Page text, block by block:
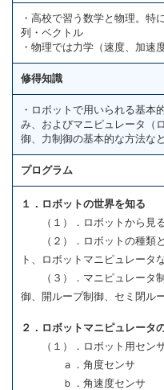
・高校で習う数学と物理。特
列・ベクトル
・物理では力学（速度、加速
修得知識
・ロボットで用いられる基本
み、およびマニピュレータ（
御、力制御の基本的な方法な
プログラム
１．ロボットの世界を知る
（１）．ロボットから見
（２）．ロボットの種類と
ト、ロボットマニピュレータな
（３）．マニピュレータ制
御、開ループ制御、セミ閉ル
２．ロボットマニピュレータ
（１）．ロボット用セン
ａ．角度センサ
ｂ．角速度センサ